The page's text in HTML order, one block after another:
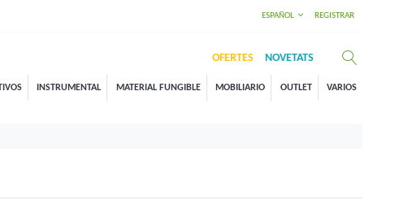
ESPAÑOL REGISTRAR
OFERTES NOVETATS
INSTRUMENTAL MATERIAL FUNGIBLE MOBILIARIO OUTLET VARIOS